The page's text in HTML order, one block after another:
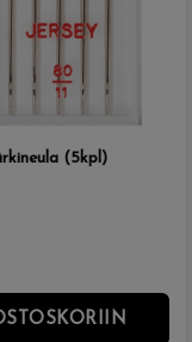
(5kpl)